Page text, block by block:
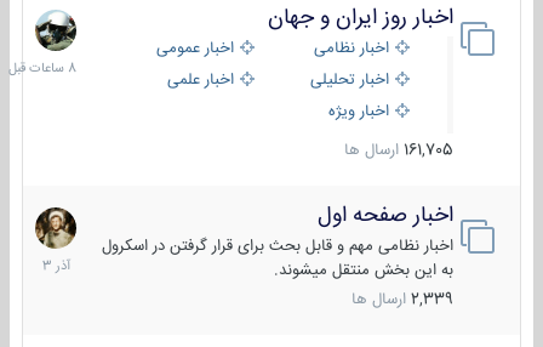
اخبار روز ایران و جهان
اخبار نظامی
اخبار عمومی
اخبار تحلیلی
اخبار علمی
اخبار ویژه
161,705 ارسال ها
8
ساعات
قبل
اخبار صفحه اول
اخبار نظامی مهم و قابل بحث برای قرار گرفتن در اسکرول
به این بخش منتقل میشوند.
2,339 ارسال ها
7
آذر
1403